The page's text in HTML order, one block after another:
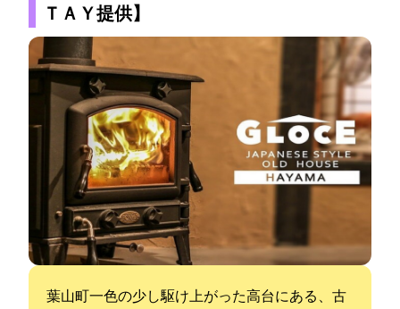
ＴＡＹ提供】
葉山町一色の少し駆け上がった高台にある、古